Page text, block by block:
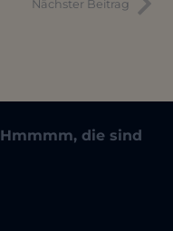
Nächster Beitrag
Hmmmm, die sind